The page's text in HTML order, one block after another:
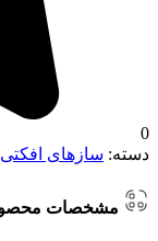
0
دسته: سازهای افکتی
مشخصات